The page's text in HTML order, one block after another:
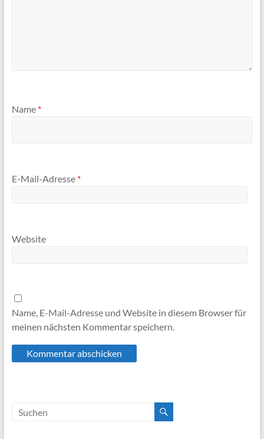
Name *
E-Mail-Adresse *
Website
Name, E-Mail-Adresse und Website in diesem Browser für
meinen nächsten Kommentar speichern.